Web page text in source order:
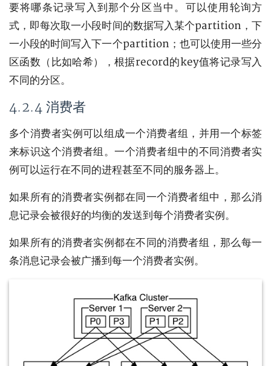
要将哪条记录写入到那个分区当中。可以使用轮询方
式，即每次取一小段时间的数据写入某个partition，下
一小段的时间写入下一个partition；也可以使用一些分
区函数（比如哈希），根据record的key值将记录写入
不同的分区。
4.2.4 消费者
多个消费者实例可以组成一个消费者组，并用一个标签
来标识这个消费者组。一个消费者组中的不同消费者实
例可以运行在不同的进程甚至不同的服务器上。
如果所有的消费者实例都在同一个消费者组中，那么消
息记录会被很好的均衡的发送到每个消费者实例。
如果所有的消费者实例都在不同的消费者组，那么每一
条消息记录会被广播到每一个消费者实例。